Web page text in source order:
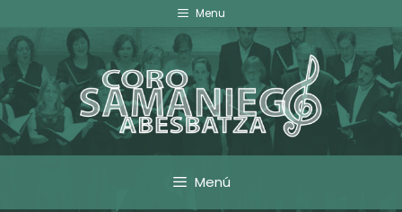
Menu
Menú